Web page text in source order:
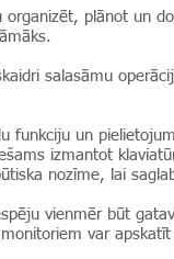
plānot un
salasāmu
funkciju un
izmantot
nozīme, lai
vienmēr būt
var